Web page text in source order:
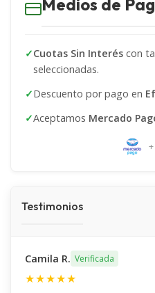
Bolilla VI
Paciente diabético.
Comunicación.
Bolilla VII
Cuidados
✓Cuotas Sin Interés con
seleccionadas.
✓Descuento por pago en
✓Aceptamos Mercado
Testimonios
Camila R. Verificada
★★★★★